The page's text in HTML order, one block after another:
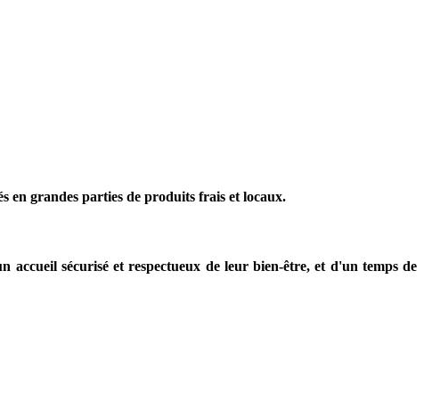
en grandes parties de produits frais et locaux.
sécurisé et respectueux de leur bien-être, et d'un temps de